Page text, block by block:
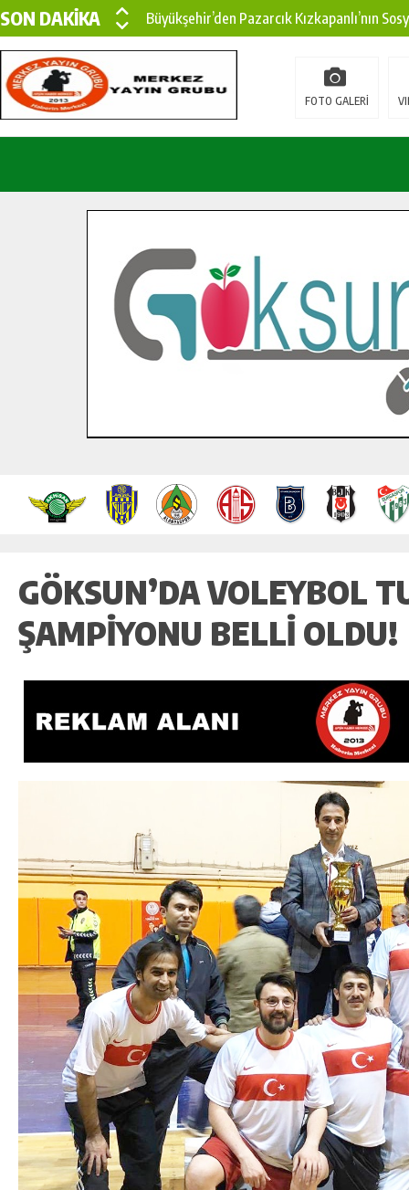
SON DAKİKA
Büyükşehir’den Pazarcık Kırsalına Modern
Çin’den KSÜ’ye Uluslararası Başarı:
Büyükşehir, Türkoğlu Derebaşı Sokak’ta
Bertiz’in Yeni Köprüsünde Sona Doğru.
FOTO GALERİ
GÖKSUN’DA VOLEYBOL
ŞAMPIYONU BELLI OLDU!